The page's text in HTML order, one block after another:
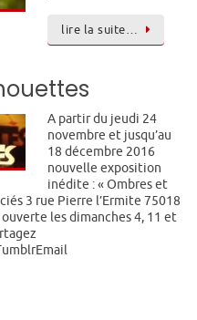
lire la suite…
A partir du jeudi 24
novembre et jusqu’au
18 décembre 2016
nouvelle exposition
inédite : « Ombres et
3 rue Pierre l’Ermite 75018
les dimanches 4, 11 et